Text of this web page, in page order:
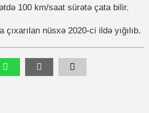
100 km/saat sürətə çata bilir.
çıxarılan nüsxə 2020-ci ildə yığılıb.